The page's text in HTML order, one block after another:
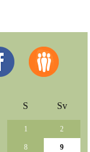
S Sv
1 2
8 9